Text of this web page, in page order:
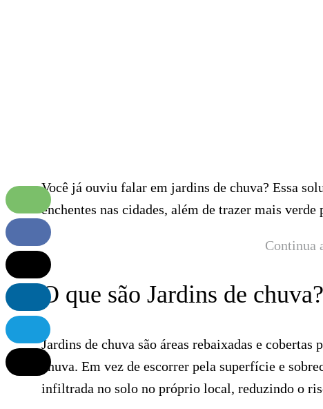
Você já ouviu falar em jardins de chuva? Essa
enchentes nas cidades, além de trazer mais verde
Continua
O que são Jardins de chuva?
Jardins de chuva são áreas rebaixadas e
chuva. Em vez de escorrer pela superfície e
infiltrada no solo no próprio local, reduzindo o